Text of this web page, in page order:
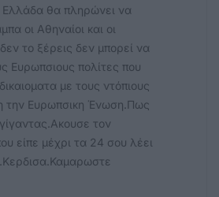
θα πληρώνει να
οι Αθηναίοι και οι
το ξέρεις δεν μπορεί να
Ευρωπσιους πολίτες που
με τους ντόπιους
την Ευρωπσικη Ένωση.Πως
τον
είπε μέχρι τα 24 σου λέει